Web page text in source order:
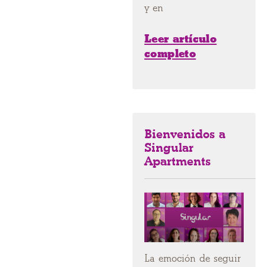
y en
Leer artículo
completo
Bienvenidos a
Singular
Apartments
La emoción de seguir